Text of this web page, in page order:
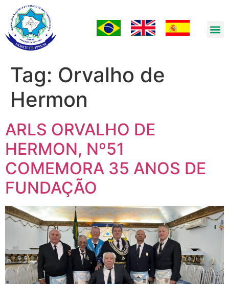
Tag: Orvalho de
Hermon
ARLS ORVALHO DE
HERMON, Nº51
COMEMORA 35 ANOS DE
FUNDAÇÃO